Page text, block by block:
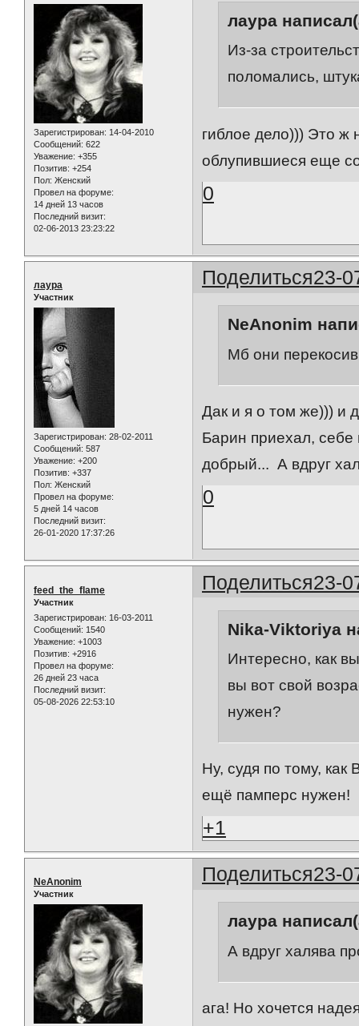
Зарегистрирован: 14-04-2010
Сообщений: 622
Уважение: +355
Позитив: +254
Пол: Женский
Провел на форуме:
14 дней 13 часов
Последний визит:
02-06-2013 23:23:22
лаура
Из-за
поломались,
гиблое дело))) Это ж
облупившиеся еще
0
Поделиться23-
лаура
Участник
Зарегистрирован: 28-02-2011
Сообщений: 587
Уважение: +200
Позитив: +337
Пол: Женский
Провел на форуме:
5 дней 14 часов
Последний визит:
26-01-2020 17:37:26
NeAnonim
Мб они
Дак и я о том же))) и
Барин приехал,
добрый... А вдруг
0
Поделиться23-
feed_the_flame
Участник
Зарегистрирован: 16-03-2011
Сообщений: 1540
Уважение: +1003
Позитив: +2916
Провел на форуме:
26 дней 23 часа
Последний визит:
05-08-2026 22:53:10
Nika-Viktoriya
Интересно, как
вы вот свой
нужен?
Ну, судя по тому,
ещё памперс нужен!
+1
Поделиться23-
NeAnonim
Участник
лаура
А вдруг халява
ага! Но хочется